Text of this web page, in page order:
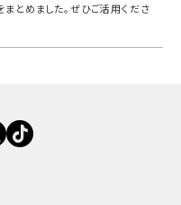
とめました。ぜひご活用くださ